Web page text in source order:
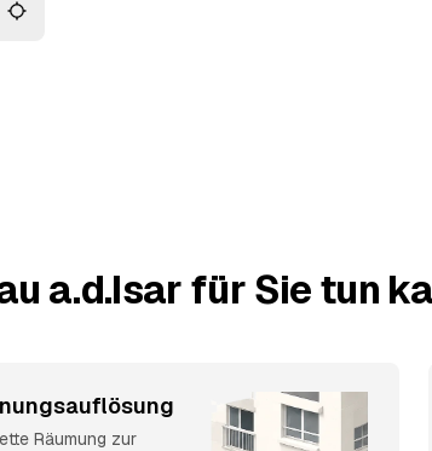
a.d.Isar für Sie tun
Räumung zur